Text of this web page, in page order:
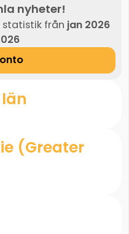
nyheter!
från jan 2026
(Greater